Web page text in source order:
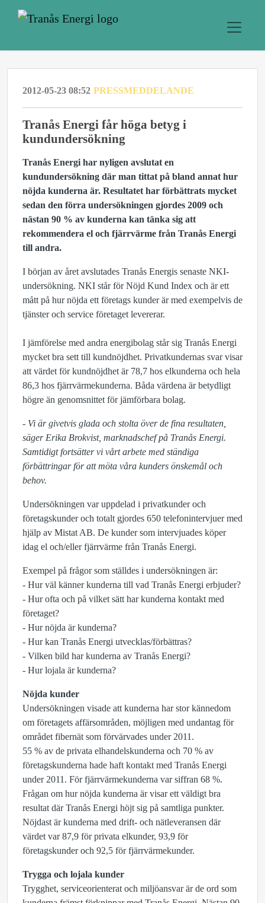
2012-05-23 08:52 PRESSMEDDELANDE
Tranås Energi får höga betyg i
kundundersökning
Tranås Energi har nyligen avslutat en
kundundersökning där man tittat på bland annat hur
nöjda kunderna är. Resultatet har förbättrats mycket
sedan den förra undersökningen gjordes 2009 och
nästan 90 % av kunderna kan tänka sig att
rekommendera el och fjärrvärme från Tranås Energi
till andra.
I början av året avslutades Tranås Energis senaste NKI-
undersökning. NKI står för Nöjd Kund Index och är ett
mått på hur nöjda ett företags kunder är med exempelvis de
tjänster och service företaget levererar.
I jämförelse med andra energibolag står sig Tranås Energi
mycket bra sett till kundnöjdhet. Privatkundernas svar visar
att värdet för kundnöjdhet är 78,7 hos elkunderna och hela
86,3 hos fjärrvärmekunderna. Båda värdena är betydligt
högre än genomsnittet för jämförbara bolag.
- Vi är givetvis glada och stolta över de fina resultaten,
säger Erika Brokvist, marknadschef på Tranås Energi.
Samtidigt fortsätter vi vårt arbete med ständiga
förbättringar för att möta våra kunders önskemål och
behov.
Undersökningen var uppdelad i privatkunder och
företagskunder och totalt gjordes 650 telefonintervjuer med
hjälp av Mistat AB. De kunder som intervjuades köper
idag el och/eller fjärrvärme från Tranås Energi.
Exempel på frågor som ställdes i undersökningen är:
- Hur väl känner kunderna till vad Tranås Energi erbjuder?
- Hur ofta och på vilket sätt har kunderna kontakt med
företaget?
- Hur nöjda är kunderna?
- Hur kan Tranås Energi utvecklas/förbättras?
- Vilken bild har kunderna av Tranås Energi?
- Hur lojala är kunderna?
Nöjda kunder
Undersökningen visade att kunderna har stor kännedom
om företagets affärsområden, möjligen med undantag för
området fibernät som förvärvades under 2011.
55 % av de privata elhandelskunderna och 70 % av
företagskunderna hade haft kontakt med Tranås Energi
under 2011. För fjärrvärmekunderna var siffran 68 %.
Frågan om hur nöjda kunderna är visar ett väldigt bra
resultat där Tranås Energi höjt sig på samtliga punkter.
Nöjdast är kunderna med drift- och nätleveransen där
värdet var 87,9 för privata elkunder, 93,9 för
företagskunder och 92,5 för fjärrvärmekunder.
Trygga och lojala kunder
Trygghet, serviceorienterat och miljöansvar är de ord som